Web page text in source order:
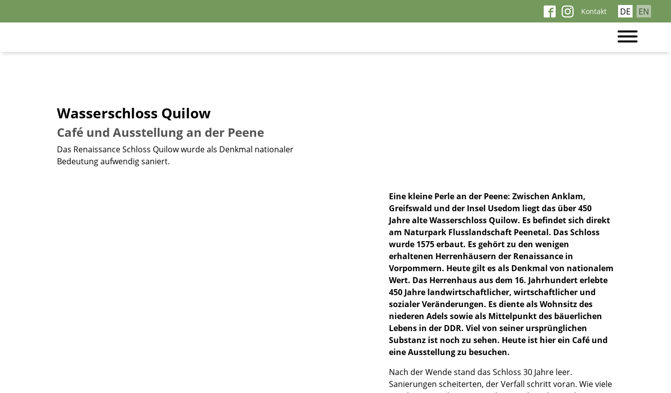
Navigation
überspringen
Kontakt DE EN
Wasserschloss Quilow
Café und Ausstellung an der Peene
Das Renaissance Schloss Quilow wurde als Denkmal nationaler
Bedeutung aufwendig saniert.
Eine kleine Perle an der Peene: Zwischen Anklam,
Greifswald und der Insel Usedom liegt das über 450
Jahre alte Wasserschloss Quilow. Es befindet sich direkt
am Naturpark Flusslandschaft Peenetal. Das Schloss
wurde 1575 erbaut. Es gehört zu den wenigen
erhaltenen Herrenhäusern der Renaissance in
Vorpommern. Heute gilt es als Denkmal von nationalem
Wert. Das Herrenhaus aus dem 16. Jahrhundert erlebte
450 Jahre landwirtschaftlicher, wirtschaftlicher und
sozialer Veränderungen. Es diente als Wohnsitz des
niederen Adels sowie als Mittelpunkt des bäuerlichen
Lebens in der DDR. Viel von seiner ursprünglichen
Substanz ist noch zu sehen. Heute ist hier ein Café und
eine Ausstellung zu besuchen.
Nach der Wende stand das Schloss 30 Jahre leer.
Sanierungen scheiterten, der Verfall schritt voran. Wie viele